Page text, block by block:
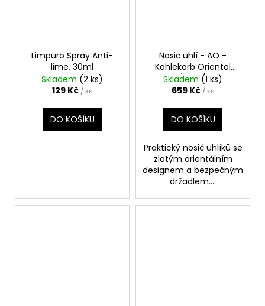
Limpuro Spray Anti-
lime, 30ml
Skladem (2 ks)
129 Kč / ks
DO KOŠÍKU
Nosič uhlí - AO -
Kohlekorb Oriental
(Zlatá)
Skladem (1 ks)
659 Kč / ks
DO KOŠÍKU
Praktický nosič uhlíků se
zlatým orientálním
designem a bezpečným
držadlem....